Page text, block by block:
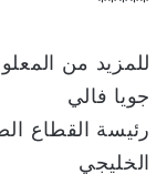
للمزيد من
جويا فالي
رئيسة القطاع
الخليجي